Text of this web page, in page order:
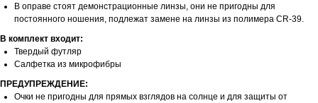
В оправе стоят демонстрационные линзы, они не пригодны для
постоянного ношения, подлежат замене на линзы из полимера CR-39.
В комплект входит:
Твердый футляр
Салфетка из микрофибры
ПРЕДУПРЕЖДЕНИЕ:
Очки не пригодны для прямых взглядов на солнце и для защиты от